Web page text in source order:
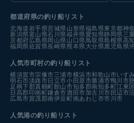
都道府県の釣り船リスト
北海道岩手県宮城県山形県福島県東京都神
新潟県富山県石川県福井県愛知県静岡県三
京都府広島県岡山県山口県鳥取県島根県高
福岡県佐賀県長崎県熊本県大分県鹿児島県
人気市町村の釣り船リスト
横須賀市宗像市三浦市横浜市和歌山市いす
明石市淡路市 日立市小田原市勝浦市鴨川市
足柄下郡真鶴町館山市知多郡南知多町江東
日高郡印南町鎌倉市酒田市加古川市 田辺市
広島市賀茂郡南伊豆町南あわじ市市川市
人気港の釣り船リスト